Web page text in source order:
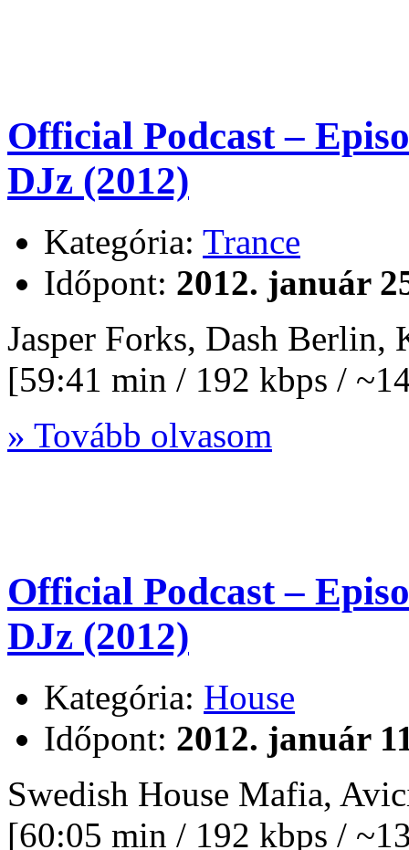
Official Podcast –
DJz (2012)
Kategória: Trance
Időpont: 2012. január
Jasper Forks, Dash
[59:41 min / 192 kbps /
» Tovább olvasom
Official Podcast –
DJz (2012)
Kategória: House
Időpont: 2012. január
Swedish House Mafia,
[60:05 min / 192 kbps /